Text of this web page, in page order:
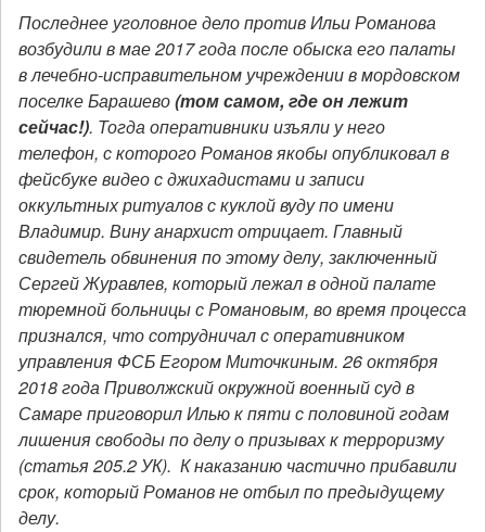
Последнее уголовное дело против Ильи Романова
возбудили в мае 2017 года после обыска его палаты
в лечебно-исправительном учреждении в мордовском
поселке Барашево(том самом, где он лежит
сейчас!). Тогда оперативники изъяли у него
телефон, с которого Романов якобы опубликовал в
фейсбуке видео с джихадистами и записи
оккультных ритуалов с куклой вуду по имени
Владимир. Вину анархист отрицает. Главный
свидетель обвинения по этому делу, заключенный
Сергей Журавлев, который лежал в одной палате
тюремной больницы с Романовым, во время процесса
признался, что сотрудничал с оперативником
управления ФСБ Егором Миточкиным. 26 октября
2018 года Приволжский окружной военный суд в
Самаре приговорил Илью к пяти с половиной годам
лишения свободы по делу о призывах к терроризму
(статья 205.2 УК). К наказанию частично прибавили
срок, который Романов не отбыл по предыдущему
делу.